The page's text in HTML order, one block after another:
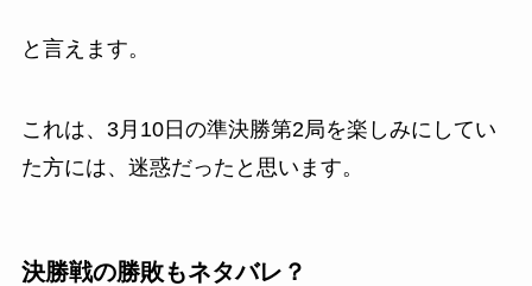
と言えます。
これは、3月10日の準決勝第2局を楽しみにしてい
た方には、迷惑だったと思います。
決勝戦の勝敗もネタバレ？